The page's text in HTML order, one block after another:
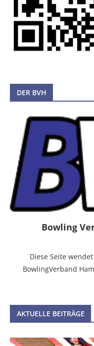
DER BVH
Bowling
Diese Seite
BowlingVerband
AKTUELLE BEITRÄGE